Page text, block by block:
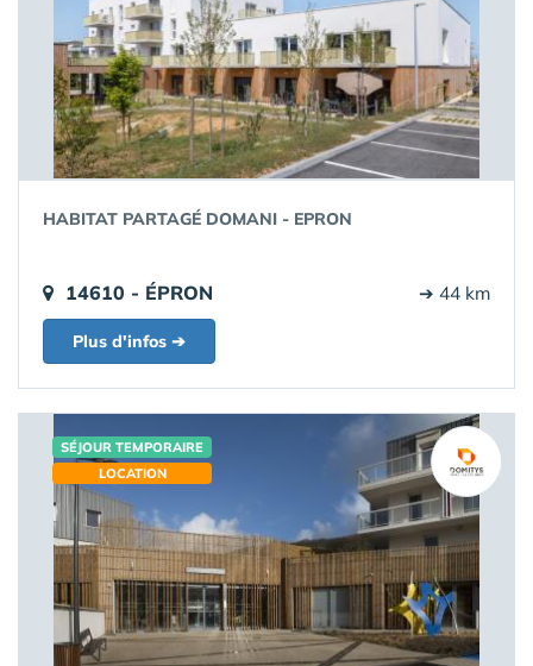
HABITAT PARTAGÉ DOMANI - EPRON
14610 - ÉPRON ➔ 44 km
Plus d'infos ➔
SÉJOUR TEMPORAIRE
LOCATION